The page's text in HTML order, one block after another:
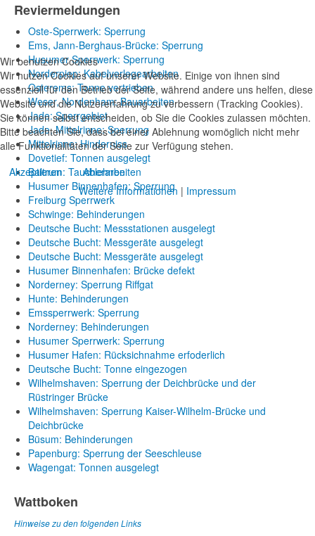
Reviermeldungen
Oste-Sperrwerk: Sperrung
Ems, Jann-Berghaus-Brücke: Sperrung
Husumer Sperrwerk: Sperrung
Norderpiep: Kabelverlegearbeiten
Osterems: Tonne vertrieben
Weser, Nordenham: Bauarbeiten
Jade: Sperrgebiet
Jade, Mittelrinne: Sperrung
Mittelrinne: Hinderniss
Dovetief: Tonnen ausgelegt
Baltrum: Taucherarbeiten
Husumer Binnenhafen: Sperrung
Freiburg Sperrwerk
Schwinge: Behinderungen
Deutsche Bucht: Messstationen ausgelegt
Deutsche Bucht: Messgeräte ausgelegt
Deutsche Bucht: Messgeräte ausgelegt
Husumer Binnenhafen: Brücke defekt
Norderney: Sperrung Riffgat
Hunte: Behinderungen
Emssperrwerk: Sperrung
Norderney: Behinderungen
Husumer Sperrwerk: Sperrung
Husumer Hafen: Rücksichnahme erfoderlich
Deutsche Bucht: Tonne eingezogen
Wilhelmshaven: Sperrung der Deichbrücke und der
Rüstringer Brücke
Wilhelmshaven: Sperrung Kaiser-Wilhelm-Brücke und
Deichbrücke
Büsum: Behinderungen
Papenburg: Sperrung der Seeschleuse
Wagengat: Tonnen ausgelegt
Wattboken
Hinweise zu den folgenden Links
Wir benutzen Cookies
Wir nutzen Cookies auf unserer Website. Einige von ihnen sind
essenziell für den Betrieb der Seite, während andere uns helfen, diese
Website und die Nutzererfahrung zu verbessern (Tracking Cookies).
Sie können selbst entscheiden, ob Sie die Cookies zulassen möchten.
Bitte beachten Sie, dass bei einer Ablehnung womöglich nicht mehr
alle Funktionalitäten der Seite zur Verfügung stehen.
Akzeptieren
Ablehnen
Weitere Informationen | Impressum